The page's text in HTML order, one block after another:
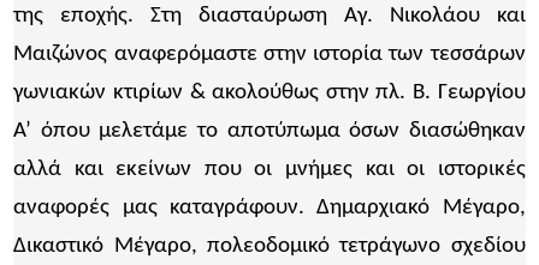
της εποχής. Στη διασταύρωση Αγ. Νικολάου και
Μαιζώνος αναφερόμαστε στην ιστορία των τεσσάρων
γωνιακών κτιρίων & ακολούθως στην πλ. Β. Γεωργίου
Α’ όπου μελετάμε το αποτύπωμα όσων διασώθηκαν
αλλά και εκείνων που οι μνήμες και οι ιστορικές
αναφορές μας καταγράφουν. Δημαρχιακό Μέγαρο,
Δικαστικό Μέγαρο, πολεοδομικό τετράγωνο σχεδίου